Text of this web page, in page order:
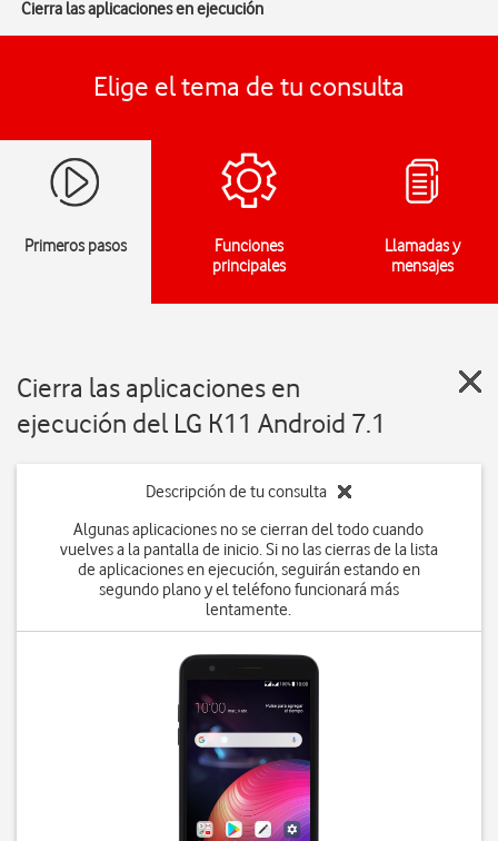
Cierra las aplicaciones en ejecución
Elige el tema de tu consulta
Primeros pasos
Funciones
principales
Llamadas y
mensajes
Cierra las aplicaciones en
ejecución del LG K11 Android 7.1
Descripción de tu consulta
Algunas aplicaciones no se cierran del todo cuando
vuelves a la pantalla de inicio. Si no las cierras de la lista
de aplicaciones en ejecución, seguirán estando en
segundo plano y el teléfono funcionará más
lentamente.